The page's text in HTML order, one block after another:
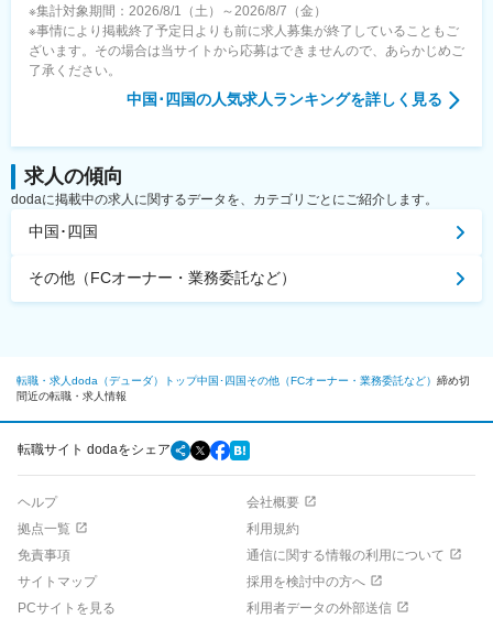
※集計対象期間：2026/8/1（土）～2026/8/7（金）
※事情により掲載終了予定日よりも前に求人募集が終了していることもご
ざいます。その場合は当サイトから応募はできませんので、あらかじめご
了承ください。
中国･四国の人気求人ランキングを詳しく見る
求人の傾向
dodaに掲載中の求人に関するデータを、カテゴリごとにご紹介します。
中国･四国
その他（FCオーナー・業務委託など）
転職・求人doda（デューダ）トップ中国･四国 その他（FCオーナー・業務委託など） 締め切
間近の転職・求人情報
転職サイト dodaをシェア
ヘルプ
会社概要
拠点一覧
利用規約
免責事項
通信に関する情報の利用について
サイトマップ
採用を検討中の方へ
PCサイトを見る
利用者データの外部送信